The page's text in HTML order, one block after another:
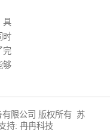
具
时
完
够
限公司 版权所有 苏
持:冉冉科技